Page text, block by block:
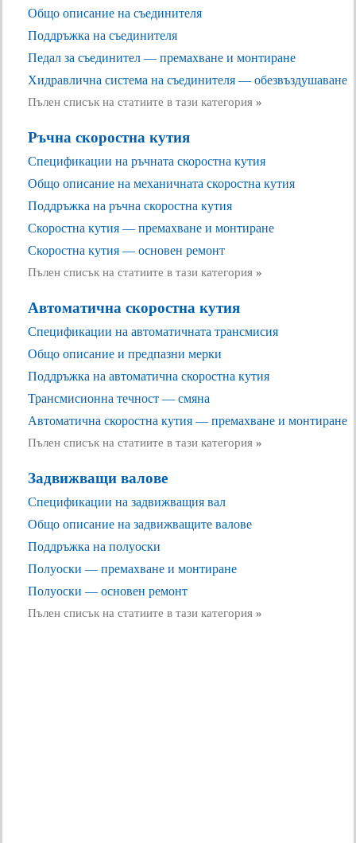
Общо описание на съединителя
Поддръжка на съединителя
Педал за съединител — премахване и монтиране
Хидравлична система на съединителя — обезвъздушаване
Пълен списък на статиите в тази категория »
Ръчна скоростна кутия
Спецификации на ръчната скоростна кутия
Общо описание на механичната скоростна кутия
Поддръжка на ръчна скоростна кутия
Скоростна кутия — премахване и монтиране
Скоростна кутия — основен ремонт
Пълен списък на статиите в тази категория »
Автоматична скоростна кутия
Спецификации на автоматичната трансмисия
Общо описание и предпазни мерки
Поддръжка на автоматична скоростна кутия
Трансмисионна течност — смяна
Автоматична скоростна кутия — премахване и монтиране
Пълен списък на статиите в тази категория »
Задвижващи валове
Спецификации на задвижващия вал
Общо описание на задвижващите валове
Поддръжка на полуоски
Полуоски — премахване и монтиране
Полуоски — основен ремонт
Пълен списък на статиите в тази категория »